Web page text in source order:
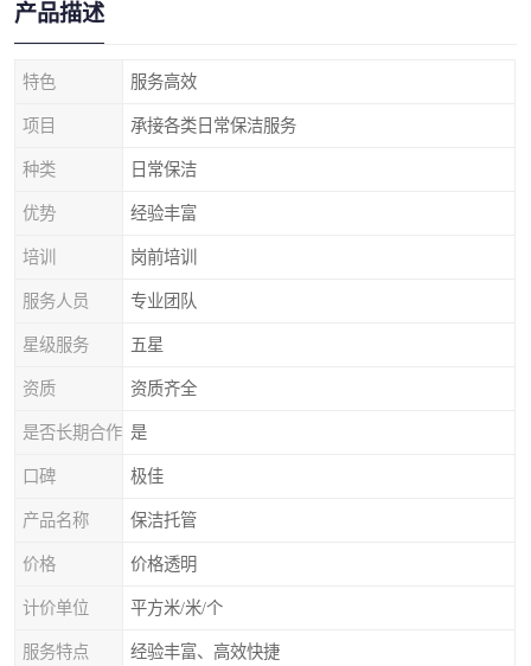
产品描述
特色 服务高效
项目 承接各类日常保洁服务
种类 日常保洁
优势 经验丰富
培训 岗前培训
服务人员 专业团队
星级服务 五星
资质 资质齐全
是否长期合作 是
口碑 极佳
产品名称 保洁托管
价格 价格透明
计价单位 平方米/米/个
服务特点 经验丰富、高效快捷